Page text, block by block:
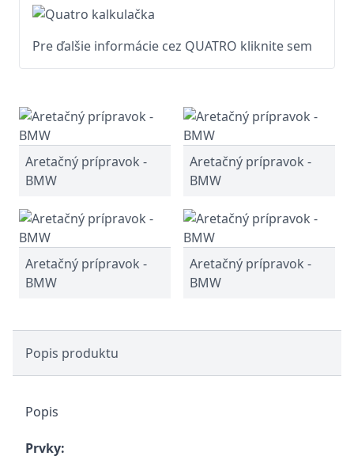
Pre ďalšie informácie cez QUATRO kliknite sem
Aretačný prípravok -
BMW
Aretačný prípravok -
BMW
Aretačný prípravok -
BMW
Aretačný prípravok -
BMW
Popis produktu
Popis
Prvky: